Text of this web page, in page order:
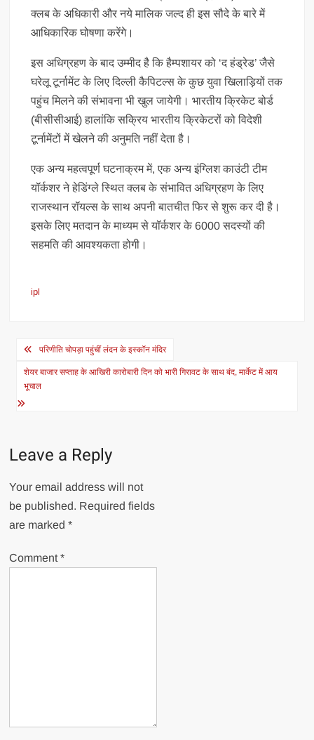
क्लब के अधिकारी और नये मालिक जल्द ही इस सौदे के बारे में
आधिकारिक घोषणा करेंगे।
इस अधिग्रहण के बाद उम्मीद है कि हैम्पशायर को ‘द हंड्रेड’ जैसे
घरेलू टूर्नामेंट के लिए दिल्ली कैपिटल्स के कुछ युवा खिलाड़ियों तक
पहुंच मिलने की संभावना भी खुल जायेगी। भारतीय क्रिकेट बोर्ड
(बीसीसीआई) हालांकि सक्रिय भारतीय क्रिकेटरों को विदेशी
टूर्नामेंटों में खेलने की अनुमति नहीं देता है।
एक अन्य महत्वपूर्ण घटनाक्रम में, एक अन्य इंग्लिश काउंटी टीम
यॉर्कशर ने हेडिंग्ले स्थित क्लब के संभावित अधिग्रहण के लिए
राजस्थान रॉयल्स के साथ अपनी बातचीत फिर से शुरू कर दी है।
इसके लिए मतदान के माध्यम से यॉर्कशर के 6000 सदस्यों की
सहमति की आवश्यकता होगी।
ipl
Post
navigation
परिणीति चोपड़ा पहुंचीं लंदन के इस्कॉन मंदिर
शेयर बाजार सप्ताह के आखिरी कारोबारी दिन को भारी गिरावट के साथ बंद, मार्केट में आय
भूचाल
Leave a Reply
Your email address will not
be published. Required fields
are marked*
Comment*